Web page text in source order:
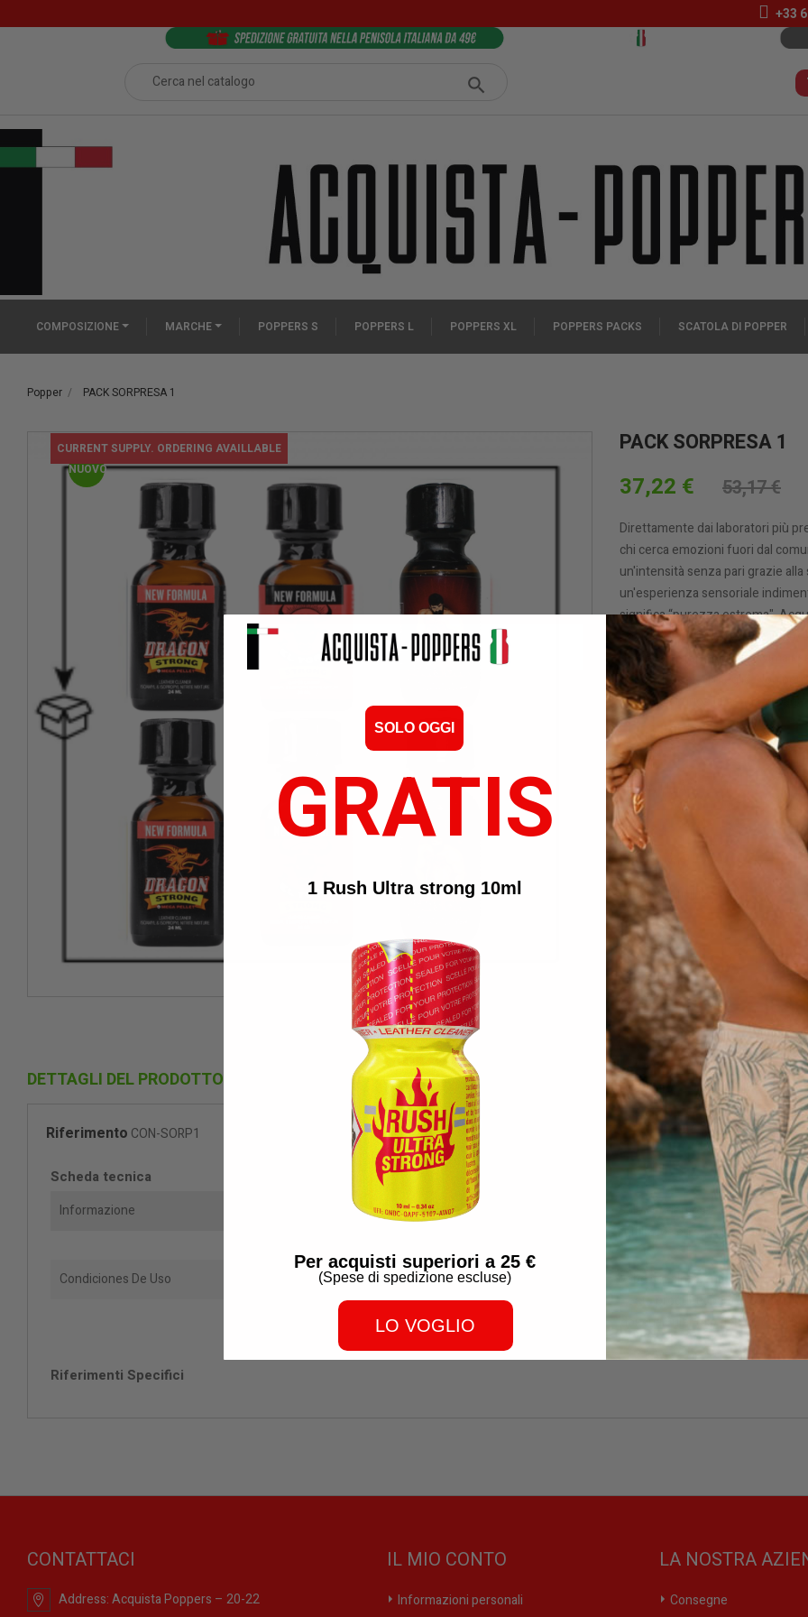
+33
COMPOSIZIONE MARCHE POPPERS S POPPERS L POPPERS XL POPPERS PACKS SCATOLA DI POPPER
Popper PACK SORPRESA 1
NUOVO
CURRENT SUPPLY. ORDERING AVAILLABLE PACK SORPRESA 1
37,22 € 53,17 €
Direttamente dai laboratori più
chi cerca emozioni fuori dal
un'intensità senza pari grazie
un'esperienza sensoriale
significa “purezza estrema".
nostra spedizione avviene in
discreto, garantendo massima
per offrirti solo il meglio. Non
che la tua curiosità venga appagata!
QUANTITÀ
CONDIVIDI
DETTAGLI DEL PRODOTTO
Riferimento CON-SORP1
Scheda tecnica
Informazione
Solo vendemos leather
a utilizada en su fabricación es
Condiciones De Uso
Debe ser almacenado entre 8°C
e este producto para el consumo
idor cualquier uso derivado del
Riferimenti Specifici
CONTATTACI
Address:Acquista Poppers – 20-22
IL MIO CONTO
Informazioni personali
LA NOSTRA
Consegne
SOLO OGGI
GRATIS
1 Rush Ultra strong 10ml
Per acquisti superiori a 25 €
(Spese di spedizione escluse)
LO VOGLIO